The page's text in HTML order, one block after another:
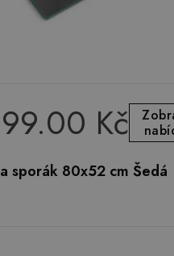
Kč
sporák 80x52 cm Šedá